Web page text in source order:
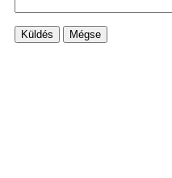
Küldés Mégse